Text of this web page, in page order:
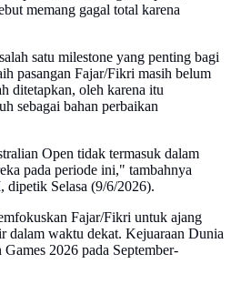
memang gagal total karena
satu milestone yang penting bagi
pasangan Fajar/Fikri masih belum
ditetapkan, oleh karena itu
sebagai bahan perbaikan
Open tidak termasuk dalam
pada periode ini," tambahnya
dipetik Selasa (9/6/2026).
Fajar/Fikri untuk ajang
dalam waktu dekat. Kejuaraan Dunia
2026 pada September-